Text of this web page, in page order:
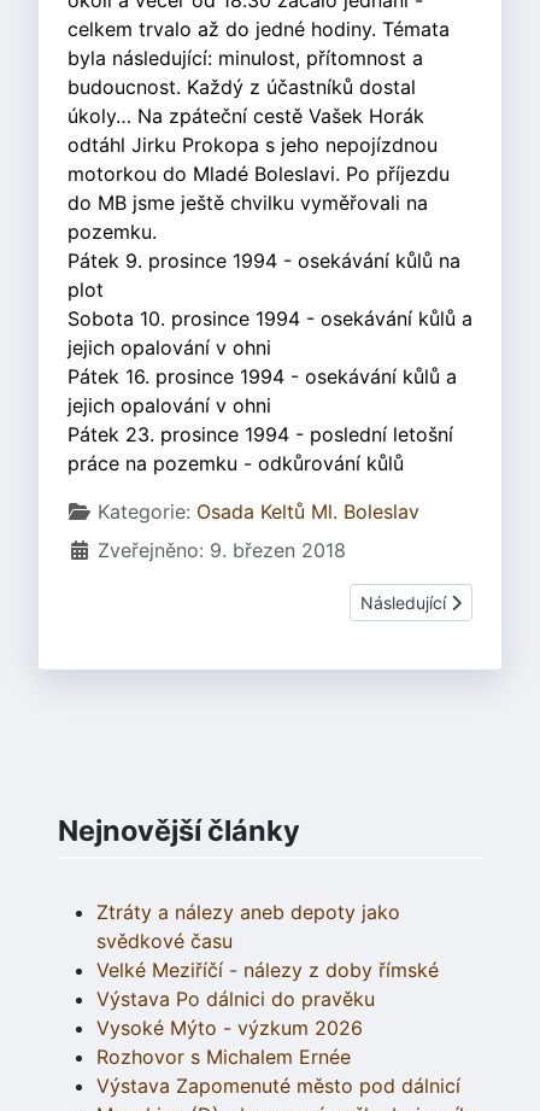
celkem trvalo až do jedné hodiny. Témata
byla následující: minulost, přítomnost a
budoucnost. Každý z účastníků dostal
úkoly… Na zpáteční cestě Vašek Horák
odtáhl Jirku Prokopa s jeho nepojízdnou
motorkou do Mladé Boleslavi. Po příjezdu
do MB jsme ještě chvilku vyměřovali na
pozemku.
Pátek 9. prosince 1994 - osekávání kůlů na
plot
Sobota 10. prosince 1994 - osekávání kůlů a
jejich opalování v ohni
Pátek 16. prosince 1994 - osekávání kůlů a
jejich opalování v ohni
Pátek 23. prosince 1994 - poslední letošní
práce na pozemku - odkůrování kůlů
Základní údaje
Kategorie: Osada Keltů Ml. Boleslav
Zveřejněno: 9. březen 2018
Další článek: Získání
Následující
Nejnovější články
Ztráty a nálezy aneb depoty jako
svědkové času
Velké Meziříčí - nálezy z doby římské
Výstava Po dálnici do pravěku
Vysoké Mýto - výzkum 2026
Rozhovor s Michalem Ernée
Výstava Zapomenuté město pod dálnicí